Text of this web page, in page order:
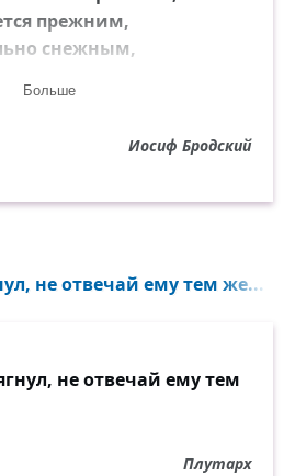
прежним,
снежным,
лживым,
постижимым,
будет толка
дорога.
солдатам.
Больше
Иосиф Бродский
не отвечай ему тем же...
не отвечай ему тем
Плутарх